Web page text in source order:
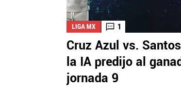
LIGA MX 1
Cruz Azul vs.
la IA predijo al
jornada 9